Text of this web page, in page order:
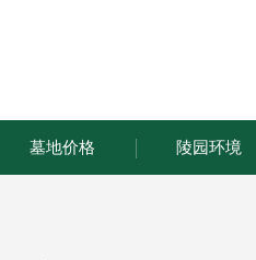
墓地价格 陵园环境